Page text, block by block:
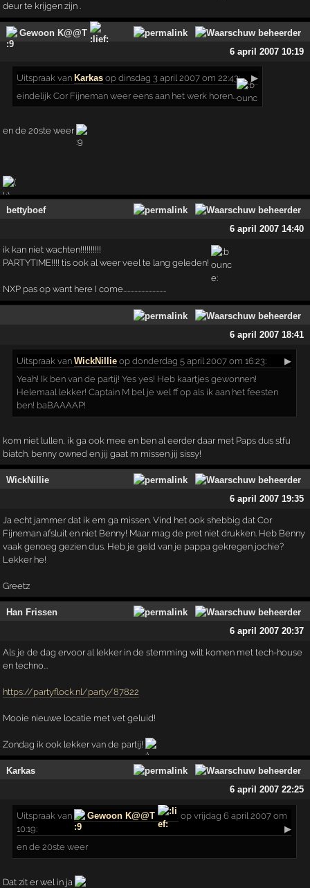
deur te krijgen zijn .
Gewoon K@@T
6 april 2007 10:19
Uitspraak vanKarkas op dinsdag 3 april 2007 om 22:43:
▶
eindelijk Cor Fijneman weer eens aan het werk horen...
en de 20ste weer
bettyboef
6 april 2007 14:40
ik kan niet wachten!!!!!!!!!!
PARTYTIME!!!! tis ook al weer veel te lang geleden!
NXP pas op want here I come...............................
6 april 2007 18:41
Uitspraak vanWickNillie op donderdag 5 april 2007 om 16:23:
▶
Yeah! Ik ben van de partij! Yes yes! Heb kaartjes gewonnen!
Helemaal lekker! Captain M bel je wel ff op als ik aan het feesten
ben! baBAAAAP!
kom niet lullen, ik ga ook mee en ben al eerder daar met Paps dus stfu
biatch. benny owned en jij gaat m missen jij sissy!
WickNillie
6 april 2007 19:35
Ja echt jammer dat ik em ga missen. Vind het ook shebbig dat Cor
Fijneman afsluit en niet Benny! Maar mag de pret niet drukken. Heb Benny
vaak genoeg gezien dus. Heb je geld van je pappa gekregen jochie?
Lekker he!
Greetz
Han Frissen
6 april 2007 20:37
Als je de dag ervoor al lekker in de stemming wilt komen met tech-house
en techno...
https://partyflock.nl/party/87822
Mooie nieuwe locatie met vet geluid!
Zondag ik ook lekker van de partij!
Karkas
6 april 2007 22:25
Uitspraak van Gewoon K@@T
op vrijdag 6 april 2007 om
10:19:
▶
en de 20ste weer
Dat zit er wel in ja